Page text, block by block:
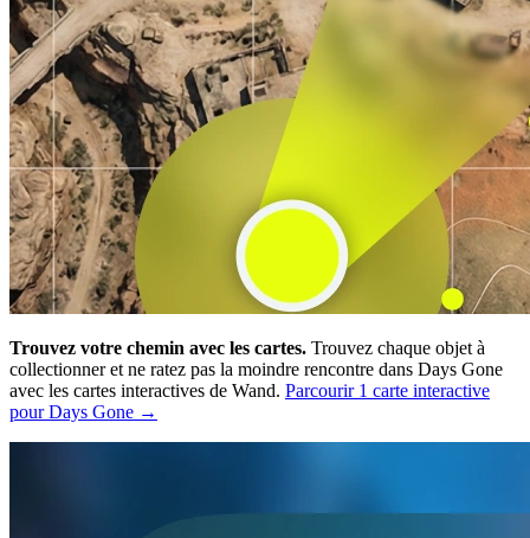
Trouvez votre chemin avec les cartes. Trouvez chaque objet à
collectionner et ne ratez pas la moindre rencontre dans Days Gone
avec les cartes interactives de Wand. Parcourir 1 carte interactive
pour Days Gone →